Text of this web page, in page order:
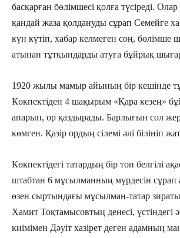
басқарған бөлімшесі қолға түсіреді.
қандай жаза қолдануды сұрап Семейге
күн күтіп, хабар келмеген соң, бөлімше
атынан тұтқындарды атуға бұйрық
1920 жылы мамыр айының бір кешінде
Көкпектіден 4 шақырым «Қара кезең»
апарып, ор қаздырады. Барлығын сол
көмген. Қазір ордың сілемі әлі білініп
Көкпектідегі татардың бір топ белгілі
штабтан 6 мұсылманның мүрдесін
өзен сыртындағы мұсылман-татар
Хамит Тоқтамысовтың денесі, үстіндегі
киімімен Дәуіт хазірет деген адамның